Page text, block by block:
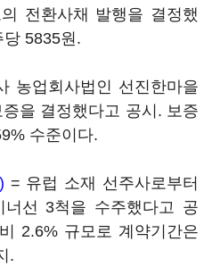
전환사채 발행을 결정했
5835원.
농업회사법인 선진한마을
을 결정했다고 공시. 보증
수준이다.
= 유럽 소재 선주사로부터
너선 3척을 수주했다고 공
2.6% 규모로 계약기간은
.